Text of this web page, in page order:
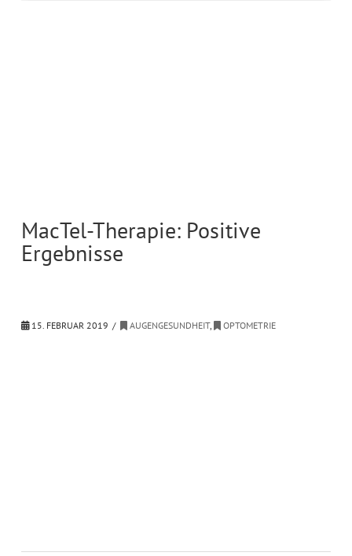
MacTel-Therapie: Positive
Ergebnisse
15. FEBRUAR 2019 AUGENGESUNDHEIT, OPTOMETRIE